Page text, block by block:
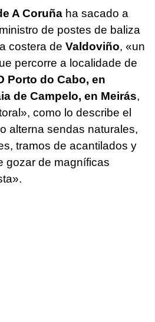
A Coruña ha sacado a
de postes de baliza
costera de Valdoviño, «un
percorre a localidade de
Porto do Cabo, en
de Campelo, en Meirás,
», como lo describe el
alterna sendas naturales,
tramos de acantilados y
gozar de magníficas
».